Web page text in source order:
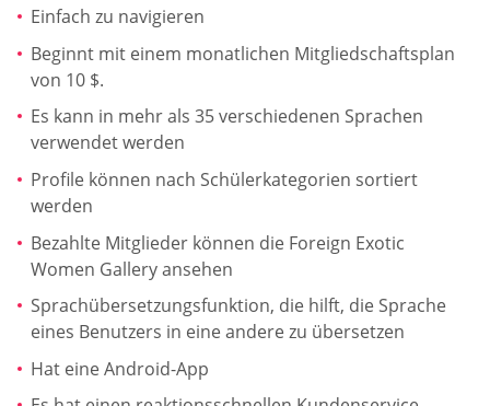
Einfach zu navigieren
Beginnt mit einem monatlichen Mitgliedschaftsplan
von 10 $.
Es kann in mehr als 35 verschiedenen Sprachen
verwendet werden
Profile können nach Schülerkategorien sortiert
werden
Bezahlte Mitglieder können die Foreign Exotic
Women Gallery ansehen
Sprachübersetzungsfunktion, die hilft, die Sprache
eines Benutzers in eine andere zu übersetzen
Hat eine Android-App